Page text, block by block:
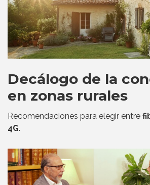
Decálogo de la
en zonas rurales
Recomendaciones para elegir entre
4G.